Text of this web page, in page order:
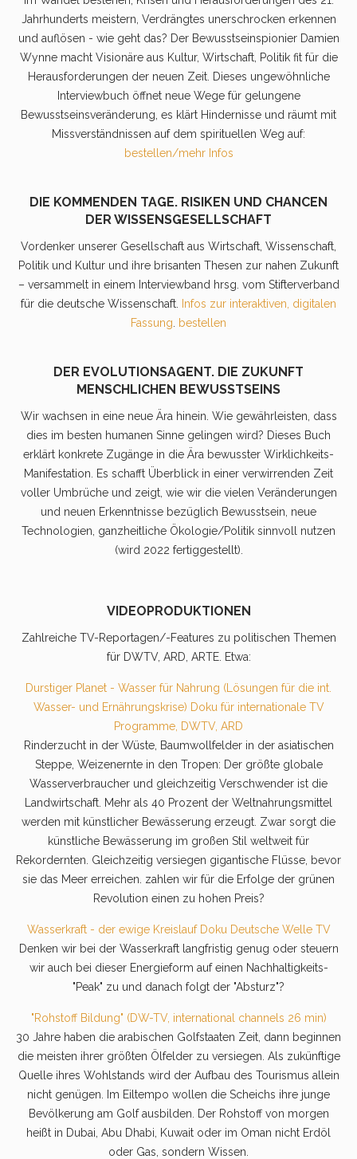
Jahrhunderts meistern, Verdrängtes unerschrocken erkennen
und auflösen - wie geht das? Der Bewusstseinspionier Damien
Wynne macht Visionäre aus Kultur, Wirtschaft, Politik fit für die
Herausforderungen der neuen Zeit. Dieses ungewöhnliche
Interviewbuch öffnet neue Wege für gelungene
Bewusstseinsveränderung, es klärt Hindernisse und räumt mit
Missverständnissen auf dem spirituellen Weg auf:
bestellen/mehr Infos
DIE KOMMENDEN TAGE. RISIKEN UND CHANCEN
DER WISSENSGESELLSCHAFT
Vordenker unserer Gesellschaft aus Wirtschaft, Wissenschaft,
Politik und Kultur und ihre brisanten Thesen zur nahen Zukunft
– versammelt in einem Interviewband hrsg. vom Stifterverband
für die deutsche Wissenschaft.
Infos zur interaktiven, digitalen
Fassung
bestellen
DER EVOLUTIONSAGENT. DIE ZUKUNFT
MENSCHLICHEN BEWUSSTSEINS
Wir wachsen in eine neue Ära hinein. Wie gewährleisten, dass
dies im besten humanen Sinne gelingen wird? Dieses Buch
erklärt konkrete Zugänge in die Ära bewusster Wirklichkeits-
Manifestation. Es schafft Überblick in einer verwirrenden Zeit
voller Umbrüche und zeigt, wie wir die vielen Veränderungen
und neuen Erkenntnisse bezüglich Bewusstsein, neue
Technologien, ganzheitliche Ökologie/Politik sinnvoll nutzen
(wird 2022 fertiggestellt).
VIDEOPRODUKTIONEN
Zahlreiche TV-Reportagen/-Features zu politischen Themen
für DWTV, ARD, ARTE. Etwa:
Durstiger Planet - Wasser für Nahrung (Lösungen für die int.
Wasser- und Ernährungskrise) Doku für internationale TV
Programme, DWTV, ARD
Rinderzucht in der Wüste, Baumwollfelder in der asiatischen
Steppe, Weizenernte in den Tropen: Der größte globale
Wasserverbraucher und gleichzeitig Verschwender ist die
Landwirtschaft. Mehr als 40 Prozent der Weltnahrungsmittel
werden mit künstlicher Bewässerung erzeugt. Zwar sorgt die
künstliche Bewässerung im großen Stil weltweit für
Rekordernten. Gleichzeitig versiegen gigantische Flüsse, bevor
sie das Meer erreichen. zahlen wir für die Erfolge der grünen
Revolution einen zu hohen Preis?
Wasserkraft - der ewige Kreislauf Doku Deutsche Welle TV
Denken wir bei der Wasserkraft langfristig genug oder steuern
wir auch bei dieser Energieform auf einen Nachhaltigkeits-
"Peak" zu und danach folgt der "Absturz"?
"Rohstoff Bildung" (DW-TV, international channels 26 min)
30 Jahre haben die arabischen Golfstaaten Zeit, dann beginnen
die meisten ihrer größten Ölfelder zu versiegen. Als zukünftige
Quelle ihres Wohlstands wird der Aufbau des Tourismus allein
nicht genügen. Im Eiltempo wollen die Scheichs ihre junge
Bevölkerung am Golf ausbilden. Der Rohstoff von morgen
heißt in Dubai, Abu Dhabi, Kuwait oder im Oman nicht Erdöl
oder Gas, sondern Wissen.